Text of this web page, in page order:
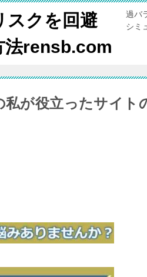
スクを回避
法rensb.com
過バ
シミ
が役立ったサイト